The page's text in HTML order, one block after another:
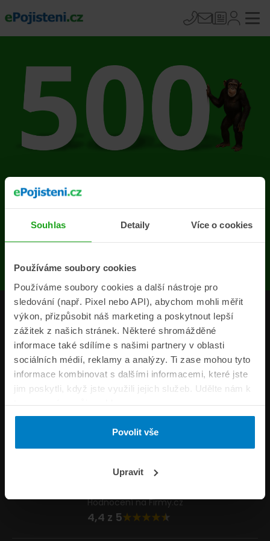
Souhlas Detaily Více o cookies
Používáme soubory cookies
Používáme soubory cookies a další nástroje pro
sledování (např. Pixel nebo API), abychom mohli měřit
výkon, přizpůsobit náš marketing a poskytnout lepší
zážitek z našich stránek. Některé shromážděné
informace také sdílíme s našimi partnery v oblasti
sociálních médií, reklamy a analýzy. Ti zase mohou tyto
informace kombinovat s dalšími informacemi, které jste
jim poskytli, když jste využili jejich služeb. Udělte nám k
tomu prosím svůj souhlas.
Povolit vše
Upravit
Na stránce se vyskytla
chyba
Produkty
Pojišťovny
Informace
ePojisteni.cz
Formuláře
Napište nám
Hodnocení na Firmy.cz
4,4 z 5